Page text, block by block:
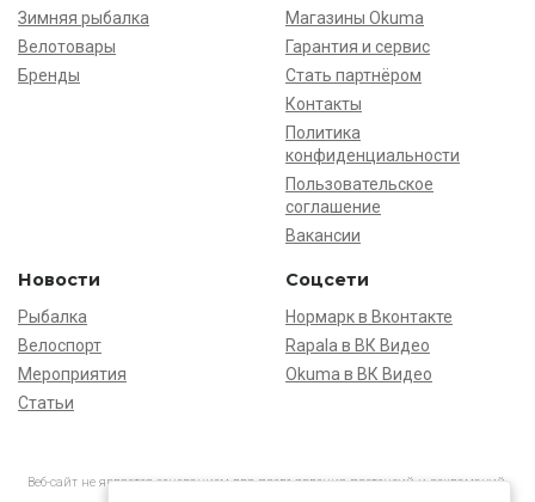
Зимняя рыбалка
Велотовары
Бренды
Магазины Okuma
Гарантия и сервис
Стать партнёром
Контакты
Политика
конфиденциальности
Пользовательское
соглашение
Вакансии
Новости
Рыбалка
Велоспорт
Мероприятия
Статьи
Соцсети
Нормарк в Вконтакте
Rapala в ВК Видео
Okuma в ВК Видео
Веб-сайт не является основанием для предъявления претензий и рекламаций,